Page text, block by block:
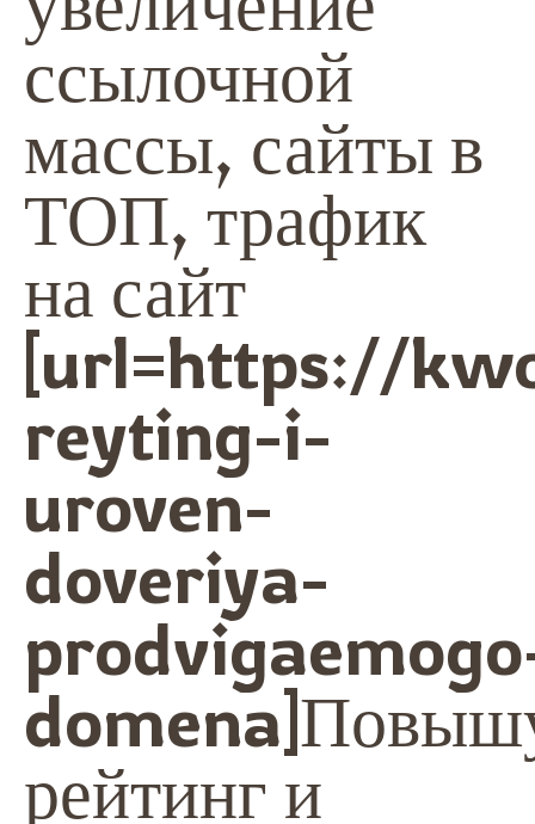
ссылочной
массы, сайты в
ТОП, трафик
на сайт
[url=https://
reyting-i-
uroven-
doveriya-
рейтинг и